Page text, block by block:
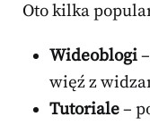
Oto kilka
Wideoblogi
więź z
Tutoriale–